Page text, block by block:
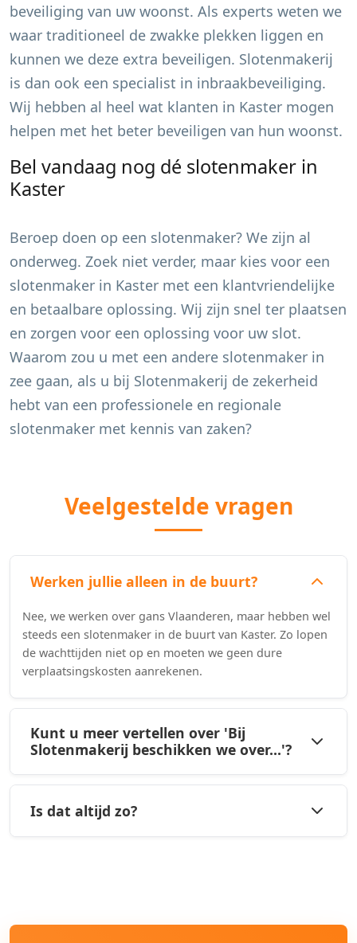
beveiliging van uw woonst. Als experts weten we
waar traditioneel de zwakke plekken liggen en
kunnen we deze extra beveiligen. Slotenmakerij
is dan ook een specialist in inbraakbeveiliging.
Wij hebben al heel wat klanten in Kaster mogen
helpen met het beter beveiligen van hun woonst.
Bel vandaag nog dé slotenmaker in
Kaster
Beroep doen op een slotenmaker? We zijn al
onderweg. Zoek niet verder, maar kies voor een
slotenmaker in Kaster met een klantvriendelijke
en betaalbare oplossing. Wij zijn snel ter plaatsen
en zorgen voor een oplossing voor uw slot.
Waarom zou u met een andere slotenmaker in
zee gaan, als u bij Slotenmakerij de zekerheid
hebt van een professionele en regionale
slotenmaker met kennis van zaken?
Veelgestelde vragen
Werken jullie alleen in de buurt?
Nee, we werken over gans Vlaanderen, maar hebben wel
steeds een slotenmaker in de buurt van Kaster. Zo lopen
de wachttijden niet op en moeten we geen dure
verplaatsingskosten aanrekenen.
Kunt u meer vertellen over 'Bij
Slotenmakerij beschikken we over...'?
Is dat altijd zo?